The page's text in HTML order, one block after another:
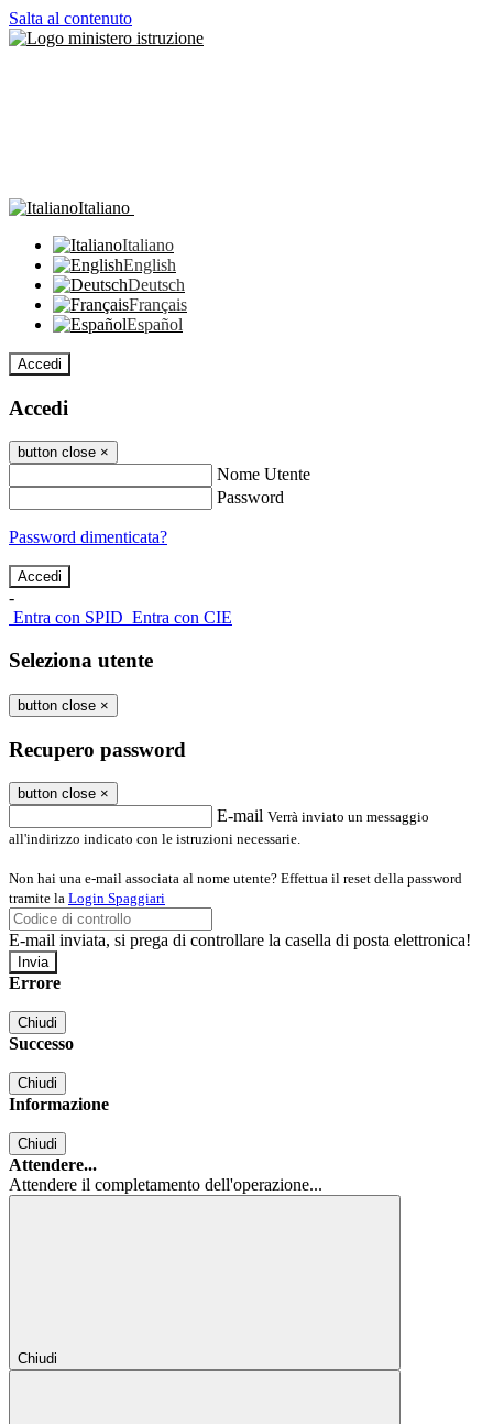
Salta al contenuto
Italiano
Italiano
English
Deutsch
Français
Español
Accedi
Accedi
button close ×
Nome Utente
Password
Password dimenticata?
-
Entra con SPID Entra con CIE
Seleziona utente
button close ×
Recupero password
button close ×
E-mail Verrà inviato un messaggio
all'indirizzo indicato con le istruzioni necessarie.
Non hai una e-mail associata al nome utente? Effettua il reset della password
tramite la Login Spaggiari
E-mail inviata, si prega di controllare la casella di posta elettronica!
Errore
Chiudi
Successo
Chiudi
Informazione
Chiudi
Attendere...
Attendere il completamento dell'operazione...
Chiudi